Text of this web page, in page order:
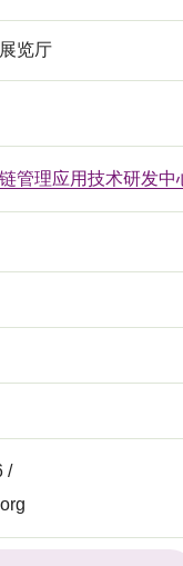
览厅
管理应用技术研发中
/